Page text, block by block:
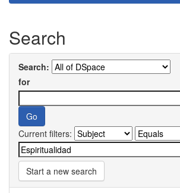
Search
Search:
for
Current filters:
Start a new search